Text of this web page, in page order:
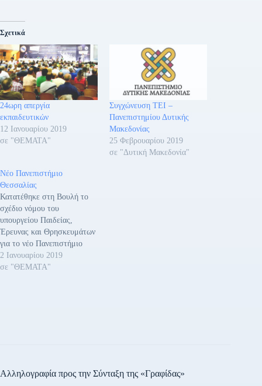
Σχετικά
24ωρη απεργία
εκπαιδευτικών
12 Ιανουαρίου 2019
σε "ΘΕΜΑΤΑ"
Συγχώνευση ΤΕΙ –
Πανεπιστημίου Δυτικής
Μακεδονίας
25 Φεβρουαρίου 2019
σε "Δυτική Μακεδονία"
Νέο Πανεπιστήμιο
Θεσσαλίας
Κατατέθηκε στη Βουλή το
σχέδιο νόμου του
υπουργείου Παιδείας,
Έρευνας και Θρησκευμάτων
για το νέο Πανεπιστήμιο
Θεσσαλίας. Φέρει τον τίτλο
«Συνέργειες Εθνικού και
2 Ιανουαρίου 2019
σε "ΘΕΜΑΤΑ"
Αλληλογραφία προς την Σύνταξη της «Γραφίδας»